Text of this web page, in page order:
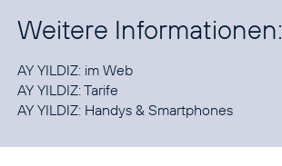
Weitere Informationen:
AY YILDIZ: im Web
AY YILDIZ:Tarife
AY YILDIZ: Handys & Smartphones